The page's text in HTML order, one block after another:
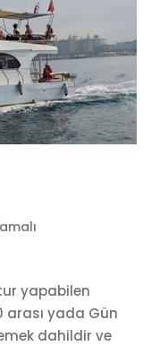
yapabilen
arası yada Gün
dahildir ve